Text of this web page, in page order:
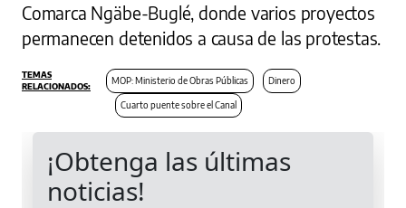
Comarca Ngäbe-Buglé, donde varios proyectos
permanecen detenidos a causa de las protestas.
MOP: Ministerio de Obras Públicas Dinero
Cuarto puente sobre el Canal